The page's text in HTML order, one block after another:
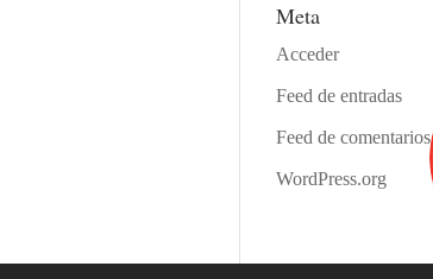
Meta
Acceder
Feed de entradas
Feed de comentarios
WordPress.org